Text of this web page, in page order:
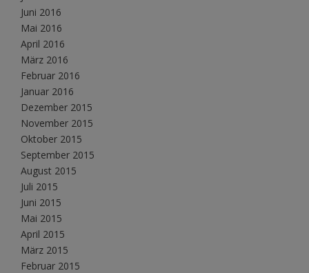
Juni 2016
Mai 2016
April 2016
März 2016
Februar 2016
Januar 2016
Dezember 2015
November 2015
Oktober 2015
September 2015
August 2015
Juli 2015
Juni 2015
Mai 2015
April 2015
März 2015
Februar 2015